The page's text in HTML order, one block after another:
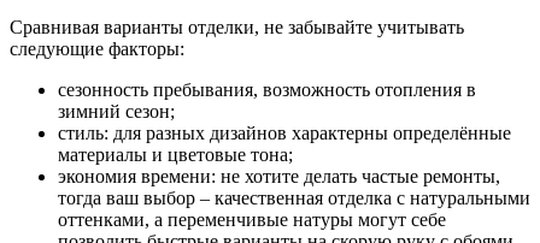
Сравнивая варианты отделки, не забывайте учитывать
следующие факторы:
сезонность пребывания, возможность отопления в
зимний сезон;
стиль: для разных дизайнов характерны определённые
материалы и цветовые тона;
экономия времени: не хотите делать частые ремонты,
тогда ваш выбор – качественная отделка с натуральными
оттенками, а переменчивые натуры могут себе